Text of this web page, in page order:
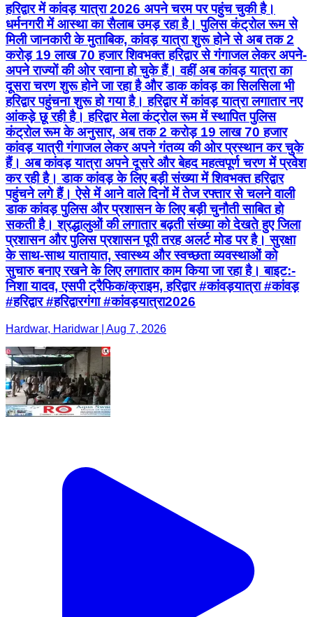
हरिद्वार में कांवड़ यात्रा 2026 अपने चरम पर पहुंच चुकी है।
धर्मनगरी में आस्था का सैलाब उमड़ रहा है। पुलिस कंट्रोल रूम से
मिली जानकारी के मुताबिक, कांवड़ यात्रा शुरू होने से अब तक 2
करोड़ 19 लाख 70 हजार शिवभक्त हरिद्वार से गंगाजल लेकर अपने-
अपने राज्यों की ओर रवाना हो चुके हैं। वहीं अब कांवड़ यात्रा का
दूसरा चरण शुरू होने जा रहा है और डाक कांवड़ का सिलसिला भी
हरिद्वार पहुंचना शुरू हो गया है। हरिद्वार में कांवड़ यात्रा लगातार नए
आंकड़े छू रही है। हरिद्वार मेला कंट्रोल रूम में स्थापित पुलिस
कंट्रोल रूम के अनुसार, अब तक 2 करोड़ 19 लाख 70 हजार
कांवड़ यात्री गंगाजल लेकर अपने गंतव्य की ओर प्रस्थान कर चुके
हैं। अब कांवड़ यात्रा अपने दूसरे और बेहद महत्वपूर्ण चरण में प्रवेश
कर रही है। डाक कांवड़ के लिए बड़ी संख्या में शिवभक्त हरिद्वार
पहुंचने लगे हैं। ऐसे में आने वाले दिनों में तेज रफ्तार से चलने वाली
डाक कांवड़ पुलिस और प्रशासन के लिए बड़ी चुनौती साबित हो
सकती है। श्रद्धालुओं की लगातार बढ़ती संख्या को देखते हुए जिला
प्रशासन और पुलिस प्रशासन पूरी तरह अलर्ट मोड पर है। सुरक्षा
के साथ-साथ यातायात, स्वास्थ्य और स्वच्छता व्यवस्थाओं को
सुचारु बनाए रखने के लिए लगातार काम किया जा रहा है। बाइट:-
निशा यादव, एसपी ट्रैफिक/क्राइम, हरिद्वार #कांवड़यात्रा #कांवड़
#हरिद्वार #हरिद्वारगंगा #कांवड़यात्रा2026
Hardwar, Haridwar | Aug 7, 2026